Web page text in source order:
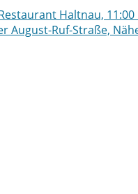
Haltnau, 11:00
August-Ruf-Straße,